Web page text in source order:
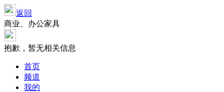
返回
商业、办公家具
抱歉，暂无相关信息
首页
频道
我的